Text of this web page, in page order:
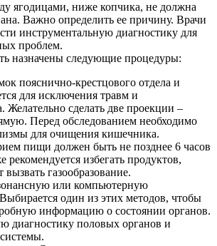
ягодицами, ниже копчика, не должна
Важно определить ее причину. Врачи
инструментальную диагностику для
проблем.
назначены следующие процедуры:
пояснично-крестцового отдела и
для исключения травм и
Желательно сделать две проекции –
Перед обследованием необходимо
для очищения кишечника.
пищи должен быть не позднее 6 часов
рекомендуется избегать продуктов,
вызвать газообразование.
или компьютерную
один из этих методов, чтобы
информацию о состоянии органов.
диагностику половых органов и